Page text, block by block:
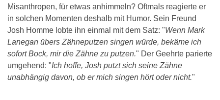
Misanthropen, für etwas anhimmeln? Oftmals reagierte er
in solchen Momenten deshalb mit Humor. Sein Freund
Josh Homme lobte ihn einmal mit dem Satz: "Wenn Mark
Lanegan übers Zähneputzen singen würde, bekäme ich
sofort Bock, mir die Zähne zu putzen." Der Geehrte parierte
umgehend: "Ich hoffe, Josh putzt sich seine Zähne
unabhängig davon, ob er mich singen hört oder nicht."